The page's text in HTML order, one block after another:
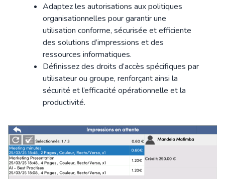
Adaptez les autorisations aux politiques
organisationnelles pour garantir une
utilisation conforme, sécurisée et efficiente
des solutions d’impressions et des
ressources informatiques.
Définissez des droits d’accès spécifiques par
utilisateur ou groupe, renforçant ainsi la
sécurité et l’efficacité opérationnelle et la
productivité.